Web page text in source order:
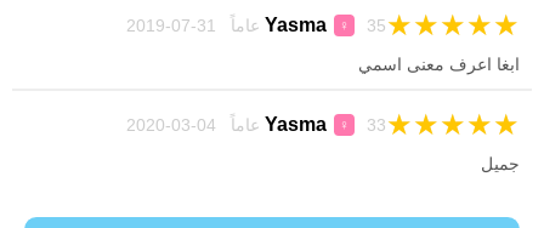
Yasma ♀ 35 عاماً 31-07-2019 ★
★
★
★
★
ابغا اعرف معنى اسمي
Yasma ♀ 33 عاماً 04-03-2020 ★
★
★
★
★
جميل